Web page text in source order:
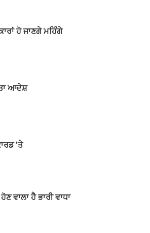
ਹੋ ਜਾਣਗੇ ਮਹਿੰਗੇ
ਆਦੇਸ਼
’ਤੇ
ਵਾਲਾ ਹੈ ਭਾਰੀ ਵਾਧਾ